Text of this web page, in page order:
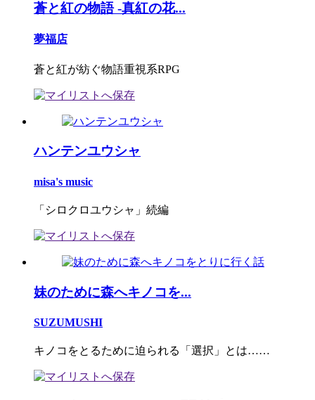
蒼と紅の物語 -真紅の花...
夢福店
蒼と紅が紡ぐ物語重視系RPG
ハンテンユウシャ
misa's music
「シロクロユウシャ」続編
妹のために森へキノコを...
SUZUMUSHI
キノコをとるために迫られる「選択」とは……